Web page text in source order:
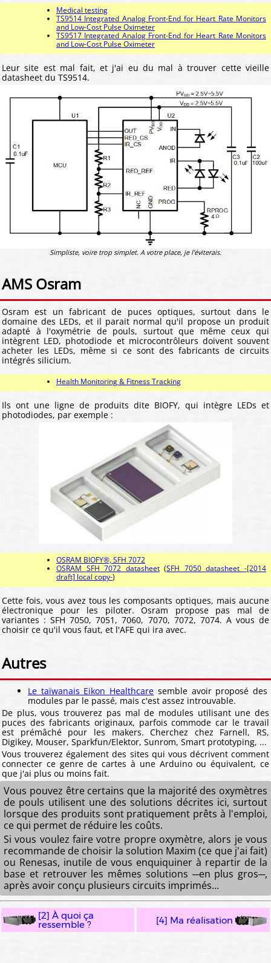
Medical testing
TS9514 Integrated Analog Front-End for Heart Rate Monitors
and Low-Cost Pulse Oximeter
TS9517 Integrated Analog Front-End for Heart Rate Monitors
and Low-Cost Pulse Oximeter
Leur site est mal fait, et j'ai eu du mal à trouver cette vieille
datasheet du TS9514.
Simpliste, voire trop simplet. A votre place, je l'éviterais.
AMS Osram
Osram est un fabricant de puces optiques, surtout dans le
domaine des LEDs, et il parait normal qu'il propose un produit
adapté à l'oxymétrie de pouls, surtout que même ceux qui
intègrent LED, photodiode et microcontrôleurs doivent souvent
acheter les LEDs, même si ce sont des fabricants de circuits
intégrés silicium.
Health Monitoring & Fitness Tracking
Ils ont une ligne de produits dite BIOFY, qui intègre LEDs et
photodiodes, par exemple :
OSRAM BIOFY®, SFH 7072
OSRAM SFH 7072 datasheet(SFH 7050 datasheet -[2014
draft] local copy-)
Cette fois, vous avez tous les composants optiques, mais aucune
électronique pour les piloter. Osram propose pas mal de
variantes : SFH 7050, 7051, 7060, 7070, 7072, 7074. A vous de
choisir ce qu'il vous faut, et l'AFE qui ira avec.
Autres
Le taïwanais Eikon Healthcare semble avoir proposé des
modules par le passé, mais c'est assez introuvable.
De plus, vous trouverez pas mal de modules utilisant une des
puces des fabricants originaux, parfois commode car le travail
est prémâché pour les makers. Cherchez chez Farnell, RS,
Digikey, Mouser, Sparkfun/Elektor, Sunrom, Smart prototyping, ...
Vous trouverez également des sites qui vous décrivent comment
connecter ce genre de cartes à une Arduino ou équivalent, ce
que j'ai plus ou moins fait.
Vous pouvez être certains que la majorité des oxymètres
de pouls utilisent une des solutions décrites ici, surtout
lorsque des produits sont pratiquement prêts à l'emploi,
ce qui permet de réduire les coûts.
Si vous voulez faire votre propre oxymètre, alors je vous
recommande de choisir la solution Maxim (ce que j'ai fait)
ou Renesas, inutile de vous enquiquiner à repartir de la
base et retrouver les mêmes solutions ─en plus gros─,
après avoir conçu plusieurs circuits imprimés...
[2] À quoi ça
ressemble ? [4] Ma réalisation